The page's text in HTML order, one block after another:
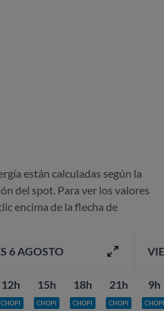
están calculadas según la
del spot. Para ver los valores
encima de la flecha de
6 AGOSTO
12h
CHOPI
15h
CHOPI
18h
CHOPI
21h
CHOPI
9h
CHOPI